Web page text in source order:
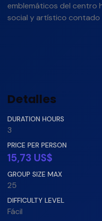
emblemáticos del centro
social y artístico contado
Detalles
DURATION HOURS
3
PRICE PER PERSON
15,73 US$
GROUP SIZE MAX
25
DIFFICULTY LEVEL
Fácil